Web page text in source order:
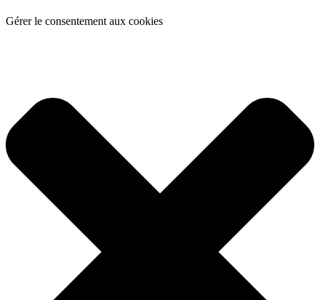
Gérer le consentement aux cookies